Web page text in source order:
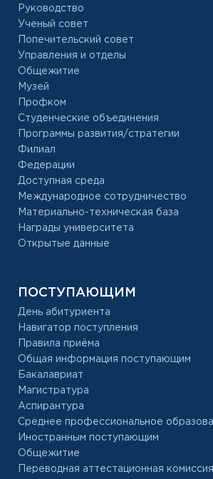
Руководство
Ученый совет
Попечительский совет
Управления и отделы
Общежитие
Музей
Профком
Студенческие объединения
Программы развития/стратегии
Филиал
Федерации
Доступная среда
Международное сотрудничество
Материально-техническая база
Награды университета
Открытые данные
ПОСТУПАЮЩИМ
День абитуриента
Навигатор поступления
Правила приёма
Общая информация поступающим
Бакалавриат
Магистратура
Аспирантура
Среднее профессиональное
Иностранным поступающим
Общежитие
Переводная аттестационная комиссия